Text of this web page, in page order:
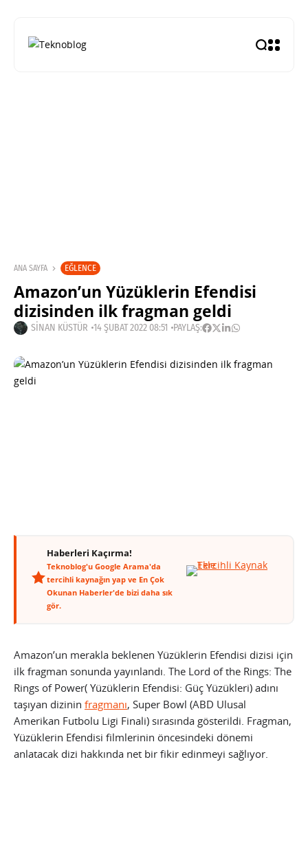
ANA SAYFA EĞLENCE
Amazon’un Yüzüklerin Efendisi
dizisinden ilk fragman geldi
SINAN KÜSTÜR 14 ŞUBAT 2022 08:51 PAYLAŞ:
Haberleri Kaçırma!
Teknoblog'u Google Arama'da
tercihli kaynağın yap ve En Çok
Okunan Haberler'de bizi daha sık
gör.
Amazon’un merakla beklenen Yüzüklerin Efendisi dizisi için
ilk fragman sonunda yayınlandı. The Lord of the Rings: The
Rings of Power( Yüzüklerin Efendisi: Güç Yüzükleri) adını
taşıyan dizinin fragmanı, Super Bowl (ABD Ulusal
Amerikan Futbolu Ligi Finali) sırasında gösterildi. Fragman,
Yüzüklerin Efendisi filmlerinin öncesindeki dönemi
anlatacak dizi hakkında net bir fikir edinmeyi sağlıyor.